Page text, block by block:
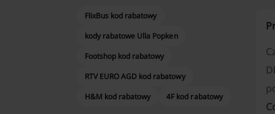
FlixBus kod rabatowy
kody rabatowe Ulla Popken
Footshop kod rabatowy
RTV EURO AGD kod rabatowy
H&M kod rabatowy
4F kod rabatowy